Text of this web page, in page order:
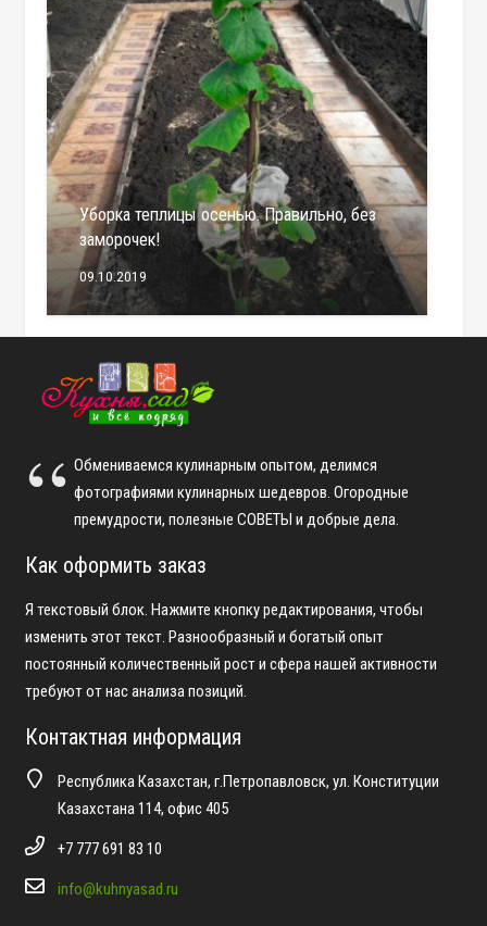
Уборка теплицы осенью. Правильно, без
заморочек!
09.10.2019
Обмениваемся кулинарным опытом, делимся
фотографиями кулинарных шедевров. Огородные
премудрости, полезные СОВЕТЫ и добрые дела.
Как оформить заказ
Я текстовый блок. Нажмите кнопку редактирования, чтобы
изменить этот текст. Разнообразный и богатый опыт
постоянный количественный рост и сфера нашей активности
требуют от нас анализа позиций.
Контактная информация
Республика Казахстан, г.Петропавловск, ул. Конституции
Казахстана 114, офис 405
+7 777 691 83 10
info@kuhnyasad.ru